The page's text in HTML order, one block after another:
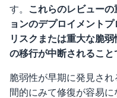
す。 これらのレビュー
ョンのデプロイメント
リスクまたは重大な脆
の移行が中断されること
脆弱性が早期に発見さ
間的にみて修復が容易に